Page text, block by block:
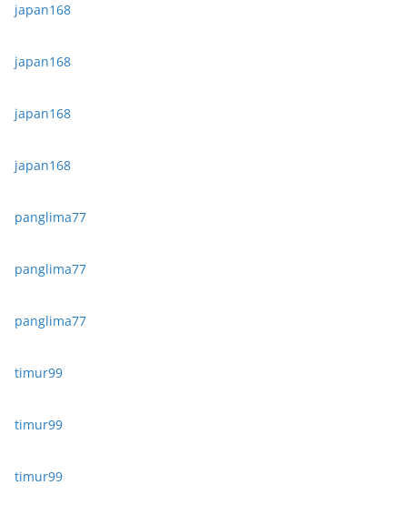
japan168
japan168
japan168
japan168
panglima77
panglima77
panglima77
timur99
timur99
timur99